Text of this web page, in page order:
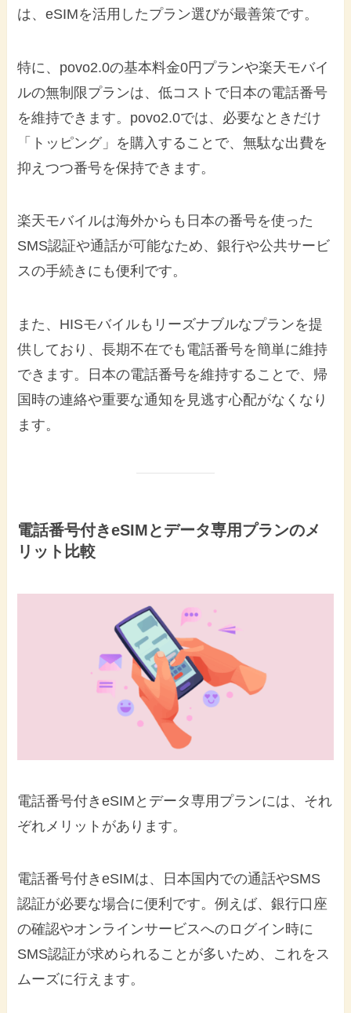
は、eSIMを活用したプラン選びが最善策です。
特に、povo2.0の基本料金0円プランや楽天モバイ
ルの無制限プランは、低コストで日本の電話番号
を維持できます。povo2.0では、必要なときだけ
「トッピング」を購入することで、無駄な出費を
抑えつつ番号を保持できます。
楽天モバイルは海外からも日本の番号を使った
SMS認証や通話が可能なため、銀行や公共サービ
スの手続きにも便利です。
また、HISモバイルもリーズナブルなプランを提
供しており、長期不在でも電話番号を簡単に維持
できます。日本の電話番号を維持することで、帰
国時の連絡や重要な通知を見逃す心配がなくなり
ます。
電話番号付きeSIMとデータ専用プランのメ
リット比較
電話番号付きeSIMとデータ専用プランには、それ
ぞれメリットがあります。
電話番号付きeSIMは、日本国内での通話やSMS
認証が必要な場合に便利です。例えば、銀行口座
の確認やオンラインサービスへのログイン時に
SMS認証が求められることが多いため、これをス
ムーズに行えます。